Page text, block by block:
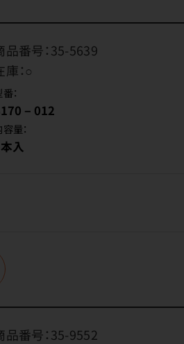
品番号：35-5639
庫：○
：
－012
量：
入
品番号：35-9552